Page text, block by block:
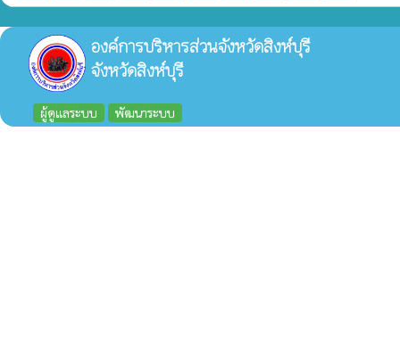
องค์การบริหารส่วนจังหวัดสิงห์บุรี
จังหวัดสิงห์บุรี
ผู้ดูแลระบบ พัฒนาระบบ